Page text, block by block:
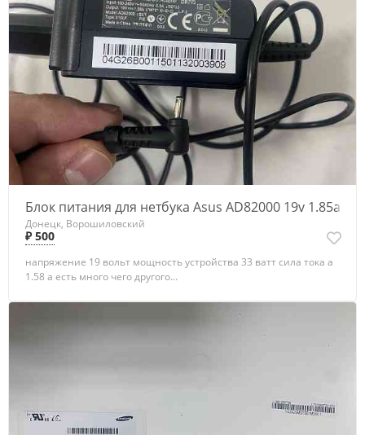
Блок питания для нетбука Asus AD82000 19v 1.85a
Донецк, Ворошиловский
₽ 500
напряжение 19 вольт мощность устройства 33 ватт сила тока а
1.58 а есть много чего другого...